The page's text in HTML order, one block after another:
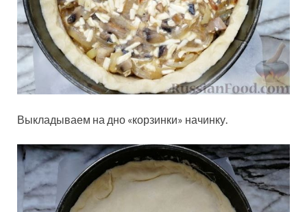
Выкладываем на дно «корзинки» начинку.